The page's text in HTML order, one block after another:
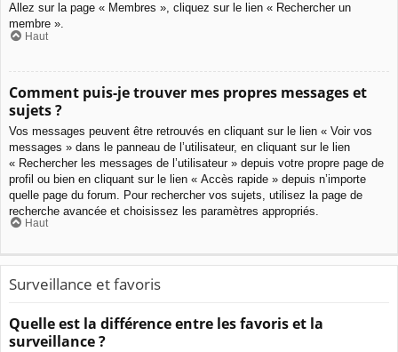
Allez sur la page « Membres », cliquez sur le lien « Rechercher un
membre ».
Haut
Comment puis-je trouver mes propres messages et
sujets ?
Vos messages peuvent être retrouvés en cliquant sur le lien « Voir vos
messages » dans le panneau de l’utilisateur, en cliquant sur le lien
« Rechercher les messages de l’utilisateur » depuis votre propre page de
profil ou bien en cliquant sur le lien « Accès rapide » depuis n’importe
quelle page du forum. Pour rechercher vos sujets, utilisez la page de
recherche avancée et choisissez les paramètres appropriés.
Haut
Surveillance et favoris
Quelle est la différence entre les favoris et la
surveillance ?